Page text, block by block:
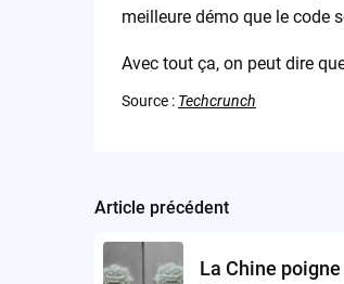
meilleure démo que le code
Avec tout ça, on peut dire
Source : Techcrunch
Post
navigation
Article précédent
La Chine